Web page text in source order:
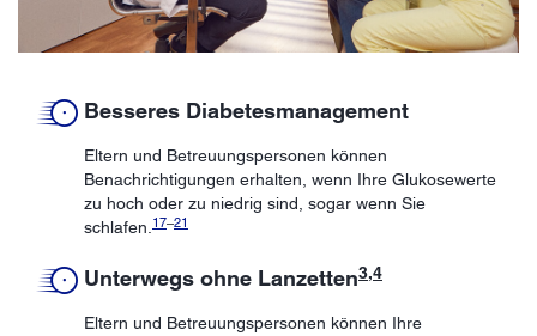
Besseres Diabetesmanagement
Eltern und Betreuungspersonen können
Benachrichtigungen erhalten, wenn Ihre Glukosewerte
zu hoch oder zu niedrig sind, sogar wenn Sie
schlafen.17–21
Unterwegs ohne Lanzetten3,4
Eltern und Betreuungspersonen können Ihre